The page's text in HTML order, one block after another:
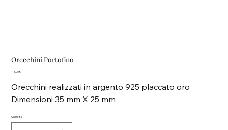
Orecchini Portofino
Prezzo
118,00 €
Orecchini realizzati in argento 925 placcato oro
Dimensioni 35 mm X 25 mm
Quantità